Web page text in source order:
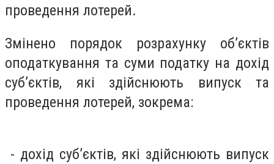
проведення лотерей.
Змінено порядок розрахунку об’єктів
оподаткування та суми податку на дохід
суб’єктів, які здійснюють випуск та
проведення лотерей, зокрема:
- дохід суб’єктів, які здійснюють випуск